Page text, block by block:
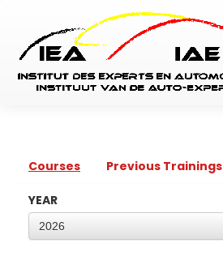
Courses Previous Trainings
YEAR
2026